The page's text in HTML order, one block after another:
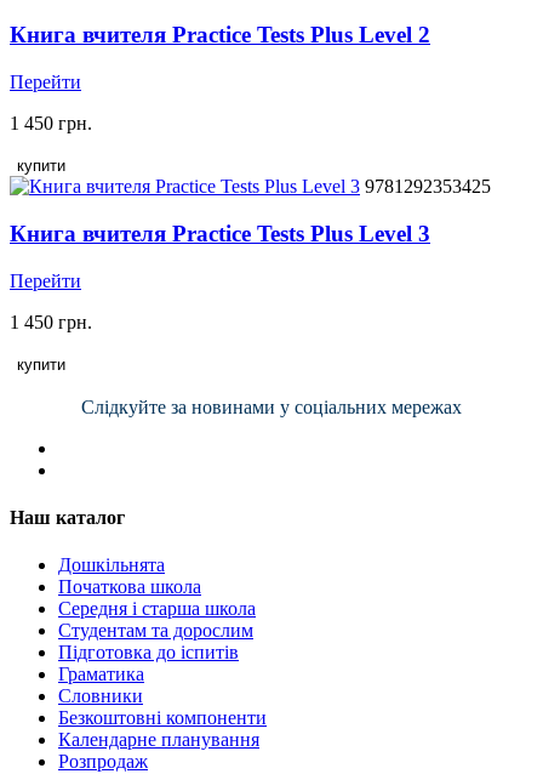
Книга вчителя Practice Tests Plus Level 2
Перейти
1 450 грн.
купити
9781292353425
Книга вчителя Practice Tests Plus Level 3
Перейти
1 450 грн.
купити
Слідкуйте за новинами у соціальних мережах
Наш каталог
Дошкільнята
Початкова школа
Середня і старша школа
Студентам та дорослим
Підготовка до іспитів
Граматика
Словники
Безкоштовні компоненти
Календарне планування
Розпродаж